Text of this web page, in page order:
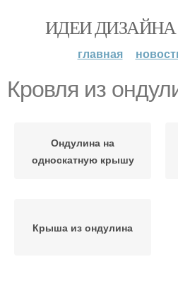
ИДЕИ ДИЗАЙНА
главная
Кровля из
Ондулина на
односкатную крышу
Крыша из ондулина